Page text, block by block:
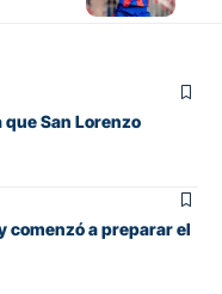
San Lorenzo
comenzó a preparar el